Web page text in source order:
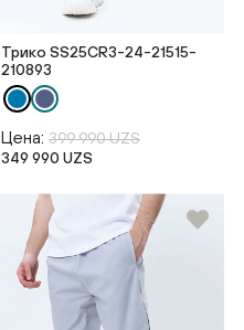
Трико SS25CR3-24-21515-
210893
Цена: 399 990 UZS
349 990 UZS